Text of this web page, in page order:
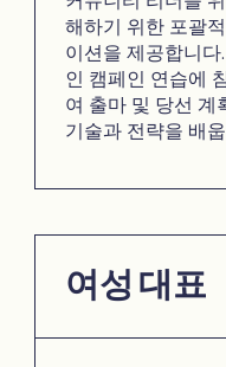
해하기 위한 포괄
이션을 제공합니
인 캠페인 연습에
여 출마 및 당선 계
기술과 전략을 배
여성 대표